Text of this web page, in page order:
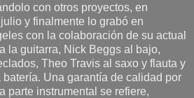
con otros proyectos, en
y finalmente lo grabó en
con la colaboración de su actual
la guitarra, Nick Beggs al bajo,
Theo Travis al saxo y flauta y
batería. Una garantía de calidad por
parte instrumental se refiere,